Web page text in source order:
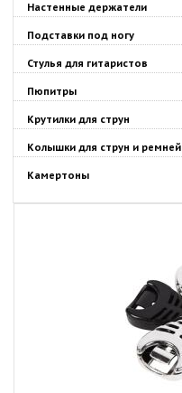
Настенные держатели
Подставки под ногу
Стулья для гитаристов
Пюпитры
Крутилки для струн
Колышки для струн и ремней
Камертоны